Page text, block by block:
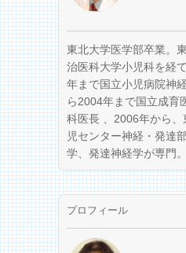
東北大学医学部卒業。
治医科大学小児科を経
年まで国立小児病院神
ら2004年まで国立成育
科医長 、2006年から
児センター神経・発達
学、発達神経学が専門。
プロフィール